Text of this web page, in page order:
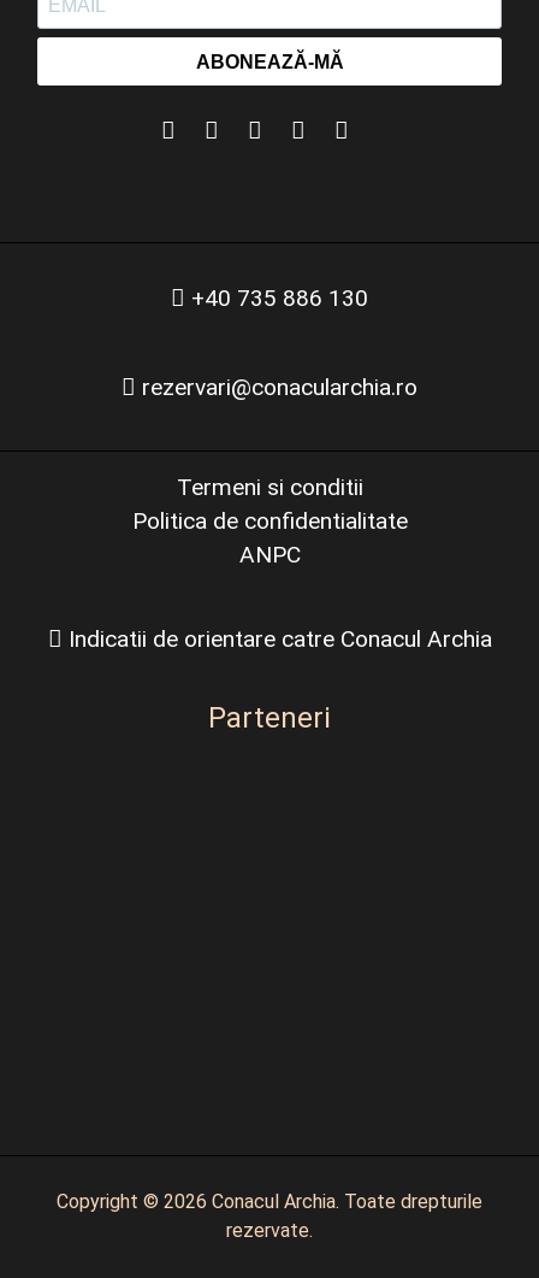
ABONEAZĂ-MĂ
+40 735 886 130
rezervari@conacularchia.ro
Termeni si conditii
Politica de confidentialitate
ANPC
Indicatii de orientare catre Conacul Archia
Parteneri
Copyright © 2026 Conacul Archia. Toate drepturile
rezervate.